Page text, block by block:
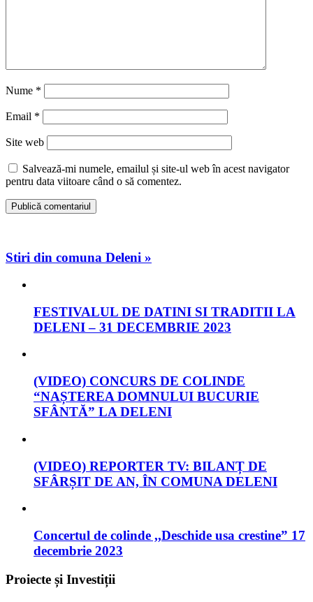
Nume *
Email *
Site web
Salvează-mi numele, emailul și site-ul web în acest navigator
pentru data viitoare când o să comentez.
Stiri din comuna Deleni »
FESTIVALUL DE DATINI SI TRADITII LA
DELENI – 31 DECEMBRIE 2023
(VIDEO) CONCURS DE COLINDE
“NAȘTEREA DOMNULUI BUCURIE
SFÂNTĂ” LA DELENI
(VIDEO) REPORTER TV: BILANȚ DE
SFÂRȘIT DE AN, ÎN COMUNA DELENI
Concertul de colinde ,,Deschide usa crestine” 17
decembrie 2023
Proiecte și Investiții